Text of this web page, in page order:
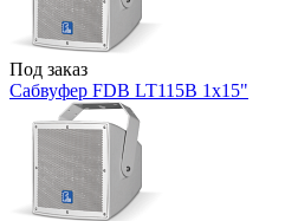
Под заказ
Сабвуфер FDB LT115B 1x15"